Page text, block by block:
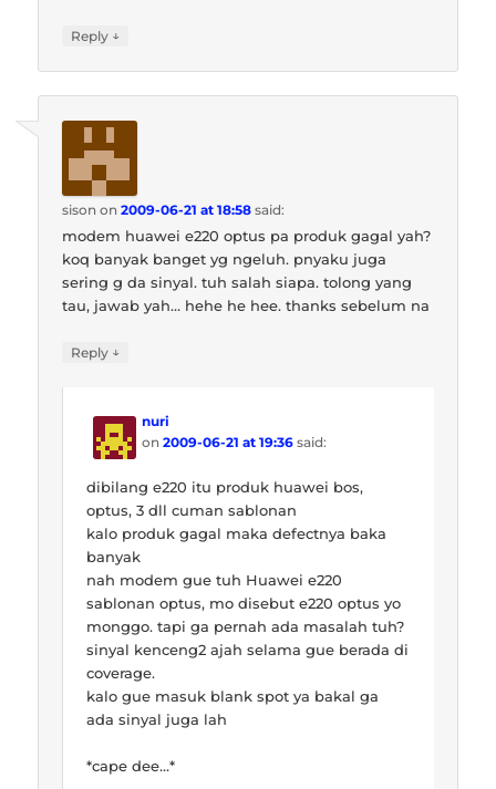
Reply ↓
sison on2009-06-21 at 18:58 said:
modem huawei e220 optus pa produk gagal yah?
koq banyak banget yg ngeluh. pnyaku juga
sering g da sinyal. tuh salah siapa. tolong yang
tau, jawab yah… hehe he hee. thanks sebelum na
Reply ↓
nuri
on2009-06-21 at 19:36 said:
dibilang e220 itu produk huawei bos,
optus, 3 dll cuman sablonan
kalo produk gagal maka defectnya baka
banyak
nah modem gue tuh Huawei e220
sablonan optus, mo disebut e220 optus yo
monggo. tapi ga pernah ada masalah tuh?
sinyal kenceng2 ajah selama gue berada di
coverage.
kalo gue masuk blank spot ya bakal ga
ada sinyal juga lah
*cape dee…*